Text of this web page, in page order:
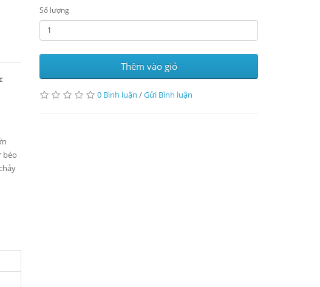
Số lượng
Thêm vào giỏ
0 Bình luận /Gửi Bình luận
béo